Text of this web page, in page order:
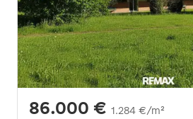
86.000 € 1.284 €/m²